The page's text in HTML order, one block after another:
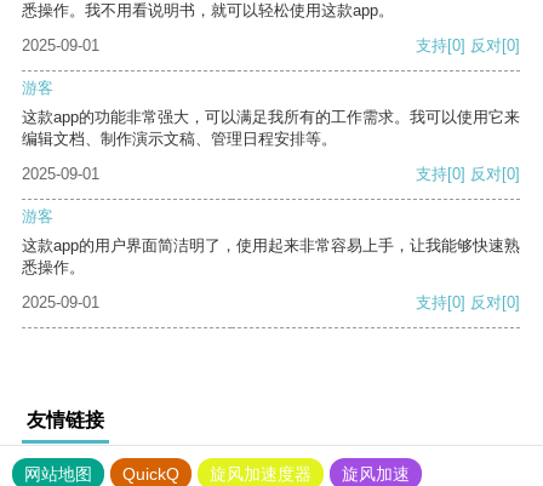
悉操作。我不用看说明书，就可以轻松使用这款app。
2025-09-01
支持[0] 反对[0]
游客
这款app的功能非常强大，可以满足我所有的工作需求。我可以使用它来
编辑文档、制作演示文稿、管理日程安排等。
2025-09-01
支持[0] 反对[0]
游客
这款app的用户界面简洁明了，使用起来非常容易上手，让我能够快速熟
悉操作。
2025-09-01
支持[0] 反对[0]
友情链接
网站地图 QuickQ 旋风加速度器
旋风加速